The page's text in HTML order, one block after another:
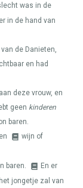
was in de
in de hand van
de Danieten,
en had
aan deze vrouw, en
geen kinderen
baren.
wijn of
baren.
En er
jongetje zal van